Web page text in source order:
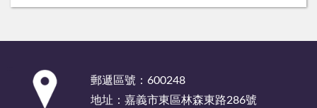
郵遞區號：600248
地址：嘉義市東區林森東路286號